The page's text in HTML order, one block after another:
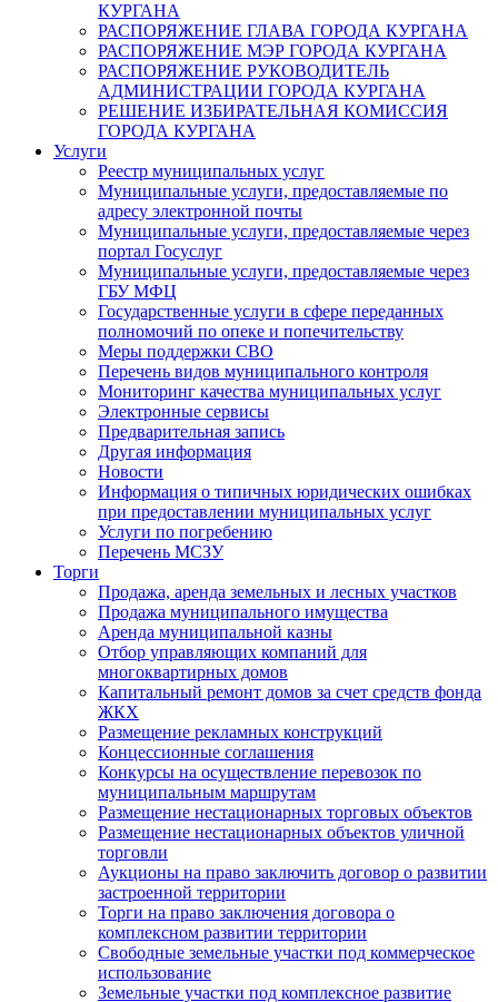
КУРГАНА
РАСПОРЯЖЕНИЕ ГЛАВА ГОРОДА КУРГАНА
РАСПОРЯЖЕНИЕ МЭР ГОРОДА КУРГАНА
РАСПОРЯЖЕНИЕ РУКОВОДИТЕЛЬ
АДМИНИСТРАЦИИ ГОРОДА КУРГАНА
РЕШЕНИЕ ИЗБИРАТЕЛЬНАЯ КОМИССИЯ
ГОРОДА КУРГАНА
Услуги
Реестр муниципальных услуг
Муниципальные услуги, предоставляемые по
адресу электронной почты
Муниципальные услуги, предоставляемые через
портал Госуслуг
Муниципальные услуги, предоставляемые через
ГБУ МФЦ
Государственные услуги в сфере переданных
полномочий по опеке и попечительству
Меры поддержки СВО
Перечень видов муниципального контроля
Мониторинг качества муниципальных услуг
Электронные сервисы
Предварительная запись
Другая информация
Новости
Информация о типичных юридических ошибках
при предоставлении муниципальных услуг
Услуги по погребению
Перечень МСЗУ
Торги
Продажа, аренда земельных и лесных участков
Продажа муниципального имущества
Аренда муниципальной казны
Отбор управляющих компаний для
многоквартирных домов
Капитальный ремонт домов за счет средств фонда
ЖКХ
Размещение рекламных конструкций
Концессионные соглашения
Конкурсы на осуществление перевозок по
муниципальным маршрутам
Размещение нестационарных торговых объектов
Размещение нестационарных объектов уличной
торговли
Аукционы на право заключить договор о развитии
застроенной территории
Торги на право заключения договора о
комплексном развитии территории
Свободные земельные участки под коммерческое
использование
Земельные участки под комплексное развитие